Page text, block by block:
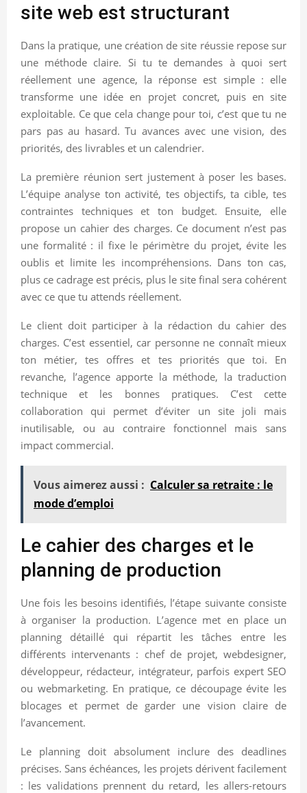
site web est structurant
Dans la pratique, une création de site réussie repose sur
une méthode claire. Si tu te demandes à quoi sert
réellement une agence, la réponse est simple : elle
transforme une idée en projet concret, puis en site
exploitable. Ce que cela change pour toi, c’est que tu ne
pars pas au hasard. Tu avances avec une vision, des
priorités, des livrables et un calendrier.
La première réunion sert justement à poser les bases.
L’équipe analyse ton activité, tes objectifs, ta cible, tes
contraintes techniques et ton budget. Ensuite, elle
propose un cahier des charges. Ce document n’est pas
une formalité : il fixe le périmètre du projet, évite les
oublis et limite les incompréhensions. Dans ton cas,
plus ce cadrage est précis, plus le site final sera cohérent
avec ce que tu attends réellement.
Le client doit participer à la rédaction du cahier des
charges. C’est essentiel, car personne ne connaît mieux
ton métier, tes offres et tes priorités que toi. En
revanche, l’agence apporte la méthode, la traduction
technique et les bonnes pratiques. C’est cette
collaboration qui permet d’éviter un site joli mais
inutilisable, ou au contraire fonctionnel mais sans
impact commercial.
Vous aimerez aussi : Calculer sa retraite : le
mode d’emploi
Le cahier des charges et le
planning de production
Une fois les besoins identifiés, l’étape suivante consiste
à organiser la production. L’agence met en place un
planning détaillé qui répartit les tâches entre les
différents intervenants : chef de projet, webdesigner,
développeur, rédacteur, intégrateur, parfois expert SEO
ou webmarketing. En pratique, ce découpage évite les
blocages et permet de garder une vision claire de
l’avancement.
Le planning doit absolument inclure des deadlines
précises. Sans échéances, les projets dérivent facilement
: les validations prennent du retard, les allers-retours